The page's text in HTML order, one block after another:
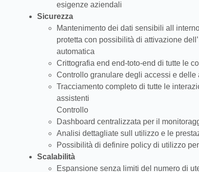
esigenze aziendali
Sicurezza
Mantenimento dei dati sensibili all
protetta con possibilità di attivazione
automatica
Crittografia end end-toto-end di tutte le
Controllo granulare degli accessi e delle
Tracciamento completo di tutte le
assistenti
Controllo
Dashboard centralizzata per il
Analisi dettagliate sull utilizzo e le
Possibilità di definire policy di utilizzo
Scalabilità
Espansione senza limiti del numero di